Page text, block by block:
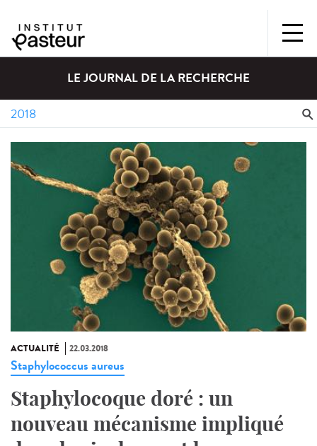
LE JOURNAL DE LA RECHERCHE
ACTUALITÉ 22.03.2018
Staphylococcus aureus
Staphylocoque doré : un
nouveau mécanisme impliqué